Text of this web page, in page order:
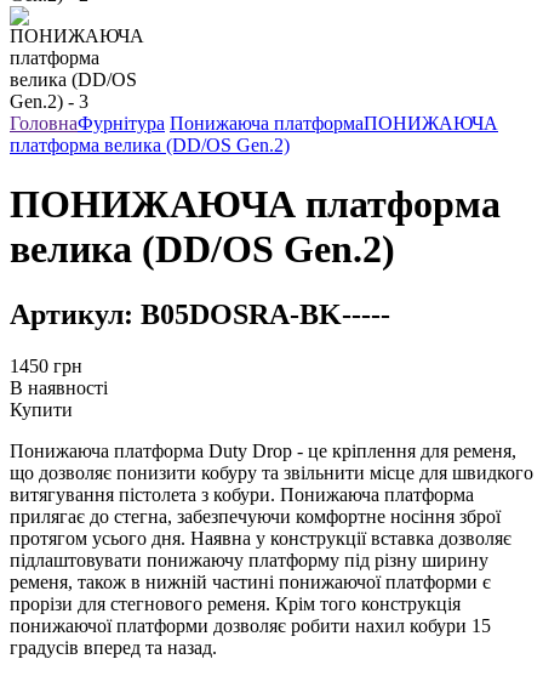
ГоловнаФурнітура Понижаюча платформаПОНИЖАЮЧА
платформа велика (DD/OS Gen.2)
ПОНИЖАЮЧА платформа
велика (DD/OS Gen.2)
Артикул: B05DOSRA-BK-----
1450 грн
В наявності
Купити
Понижаюча платформа Duty Drop - це кріплення для ременя,
що дозволяє понизити кобуру та звільнити місце для швидкого
витягування пістолета з кобури. Понижаюча платформа
прилягає до стегна, забезпечуючи комфортне носіння зброї
протягом усього дня. Наявна у конструкції вставка дозволяє
підлаштовувати понижаючу платформу під різну ширину
ременя, також в нижній частині понижаючої платформи є
прорізи для стегнового ременя. Крім того конструкція
понижаючої платформи дозволяє робити нахил кобури 15
градусів вперед та назад.